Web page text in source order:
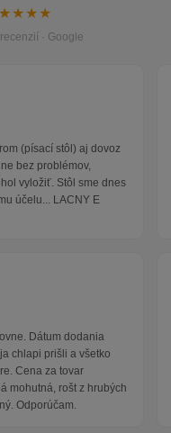
· Google
(písací stôl) aj dovoz
bez problémov,
vyložiť. Stôl sme dnes
účelu... LACNY E
Dátum dodania
chlapi prišli a všetko
Cena za tovar
mohutná, rošt z hrubých
Odporúčam.